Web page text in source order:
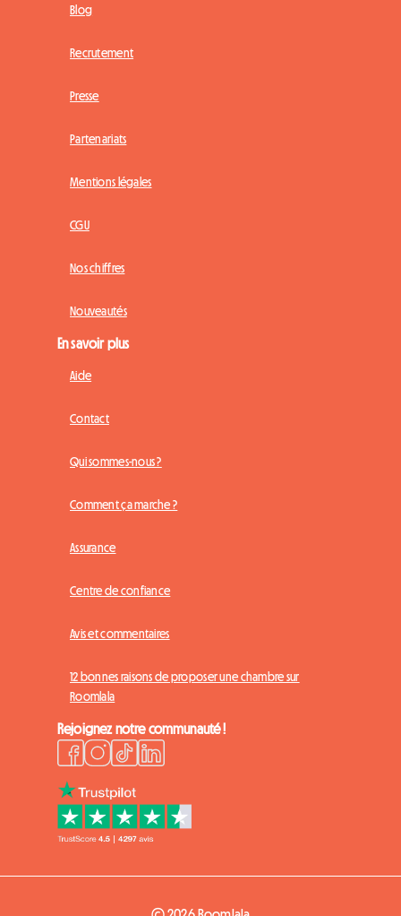
Blog
Recrutement
Presse
Partenariats
Mentions légales
CGU
Nos chiffres
Nouveautés
En savoir plus
Aide
Contact
Qui sommes-nous ?
Comment ça marche ?
Assurance
Centre de confiance
Avis et commentaires
12 bonnes raisons de proposer une chambre sur
Roomlala
Rejoignez notre communauté !